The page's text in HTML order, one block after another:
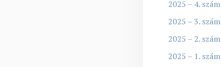
2025 – 4. szám
2025 – 3. szám
2025 – 2. szám
2025 – 1. szám